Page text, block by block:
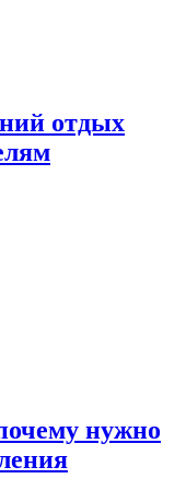
отдых
нужно